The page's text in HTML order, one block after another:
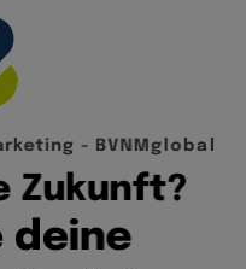
rket ing - BVNMg lo ba
Zukunft?
deine